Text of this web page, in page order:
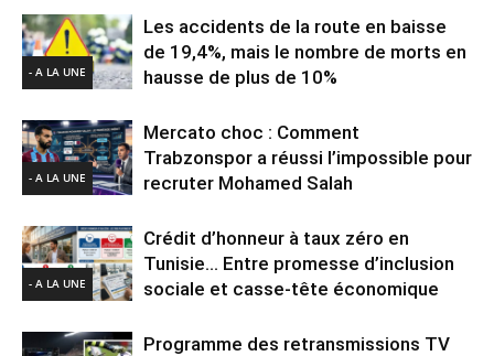
- A LA UNE
Les accidents de la route en baisse
de 19,4%, mais le nombre de morts en
hausse de plus de 10%
- A LA UNE
Mercato choc : Comment
Trabzonspor a réussi l’impossible pour
recruter Mohamed Salah
- A LA UNE
Crédit d’honneur à taux zéro en
Tunisie… Entre promesse d’inclusion
sociale et casse-tête économique
Programme des retransmissions TV